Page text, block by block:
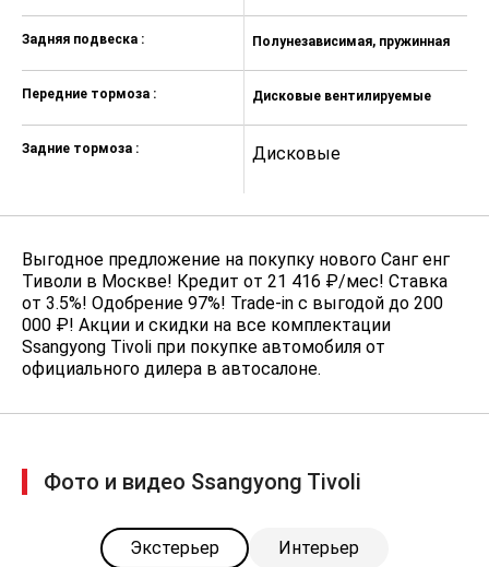
Задняя подвеска :
Передние тормоза :
Задние тормоза :
Полунезависимая, пружинная
Дисковые вентилируемые
Дисковые
Выгодное предложение на покупку нового Санг енг
Тиволи в Москве! Кредит от 21 416 ₽/мес! Ставка
от 3.5%! Одобрение 97%! Trade-in с выгодой до 200
000 ₽! Акции и скидки на все комплектации
Ssangyong Tivoli при покупке автомобиля от
официального дилера в автосалоне.
Фото и видео Ssangyong Tivoli
Экстерьер Интерьер